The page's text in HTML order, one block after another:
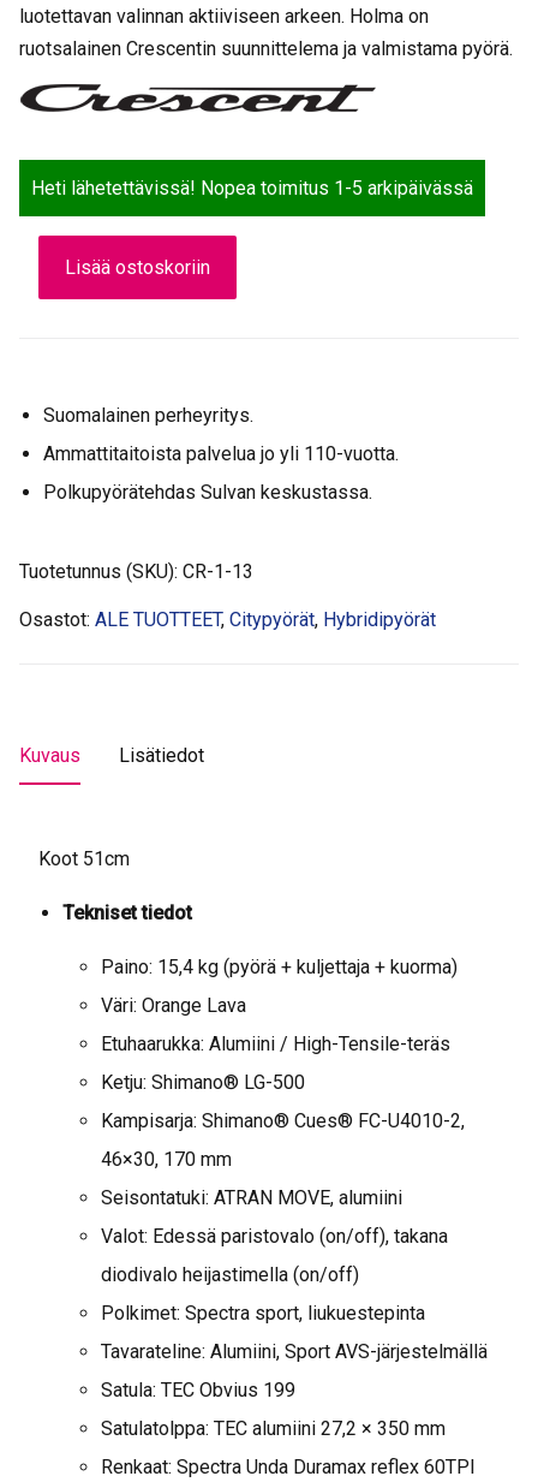
luotettavan valinnan aktiiviseen arkeen. Holma on
ruotsalainen Crescentin suunnittelema ja valmistama pyörä.
Heti lähetettävissä! Nopea toimitus 1-5 arkipäivässä
Holma,
18-
Lisää ostoskoriin
Suomalainen perheyritys.
Ammattitaitoista palvelua jo yli 110-vuotta.
Polkupyörätehdas Sulvan keskustassa.
Tuotetunnus (SKU): CR-1-13
Osastot: ALE TUOTTEET, Citypyörät, Hybridipyörät
Kuvaus Lisätiedot
Koot 51cm
Tekniset tiedot
Paino: 15,4 kg (pyörä + kuljettaja + kuorma)
Väri: Orange Lava
Etuhaarukka: Alumiini / High-Tensile-teräs
Ketju: Shimano® LG-500
Kampisarja: Shimano® Cues® FC-U4010-2,
46×30, 170 mm
Seisontatuki: ATRAN MOVE, alumiini
Valot: Edessä paristovalo (on/off), takana
diodivalo heijastimella (on/off)
Polkimet: Spectra sport, liukuestepinta
Tavarateline: Alumiini, Sport AVS-järjestelmällä
Satula: TEC Obvius 199
Satulatolppa: TEC alumiini 27,2 × 350 mm
Renkaat: Spectra Unda Duramax reflex 60TPI